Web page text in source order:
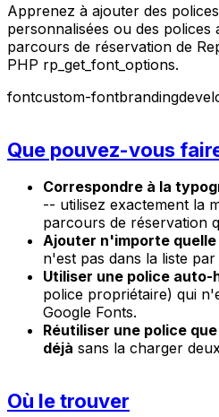
Apprenez à ajouter des
personnalisées ou des polices
parcours de réservation de
PHP rp_get_font_options.
fontcustom-fontbranding
Que pouvez-vous
Correspondre à la
-- utilisez exactement la
parcours de réservation
Ajouter n'importe quelle
n'est pas dans la liste
Utiliser une police auto-
police propriétaire) qui
Google Fonts.
Réutiliser une police
déjà sans la charger
Où le trouver